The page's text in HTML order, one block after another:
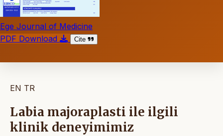
Ege Journal of Medicine
PDF Download
Cite
EN TR
Labia majoraplasti ile ilgili
klinik deneyimimiz